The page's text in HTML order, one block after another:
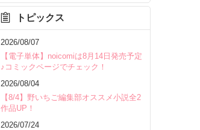
トピックス
2026/08/07
【電子単体】noicomiは8月14日発売予定
♪コミックページでチェック！
2026/08/04
【8/4】野いちご編集部オススメ小説全2
作品UP！
2026/07/24